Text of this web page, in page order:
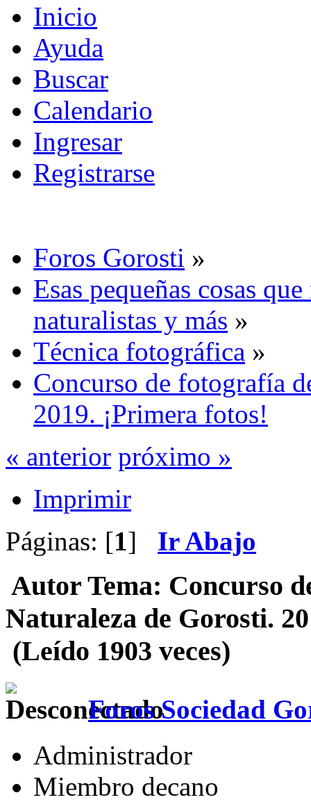
Inicio
Ayuda
Buscar
Calendario
Ingresar
Registrarse
Foros Gorosti »
Esas pequeñas cosas
naturalistas y más »
Técnica fotográfica »
Concurso de fotografía
2019. ¡Primera fotos!
« anterior próximo »
Imprimir
Páginas: [1] Ir Abajo
Autor Tema: Concurso
Naturaleza de Gorosti.
(Leído 1903 veces)
Foros Sociedad
Administrador
Miembro decano